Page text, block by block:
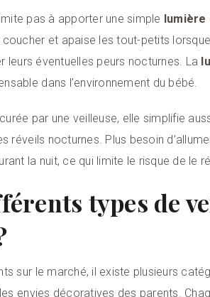
pas à apporter une simple lumière
et apaise les tout-petits
leurs éventuelles peurs nocturnes. La
dans l’environnement du bébé.
par une veilleuse, elle simplifie
réveils nocturnes. Plus besoin
la nuit, ce qui limite le risque de le
types de
sur le marché, il existe plusieurs
envies décoratives des parents.